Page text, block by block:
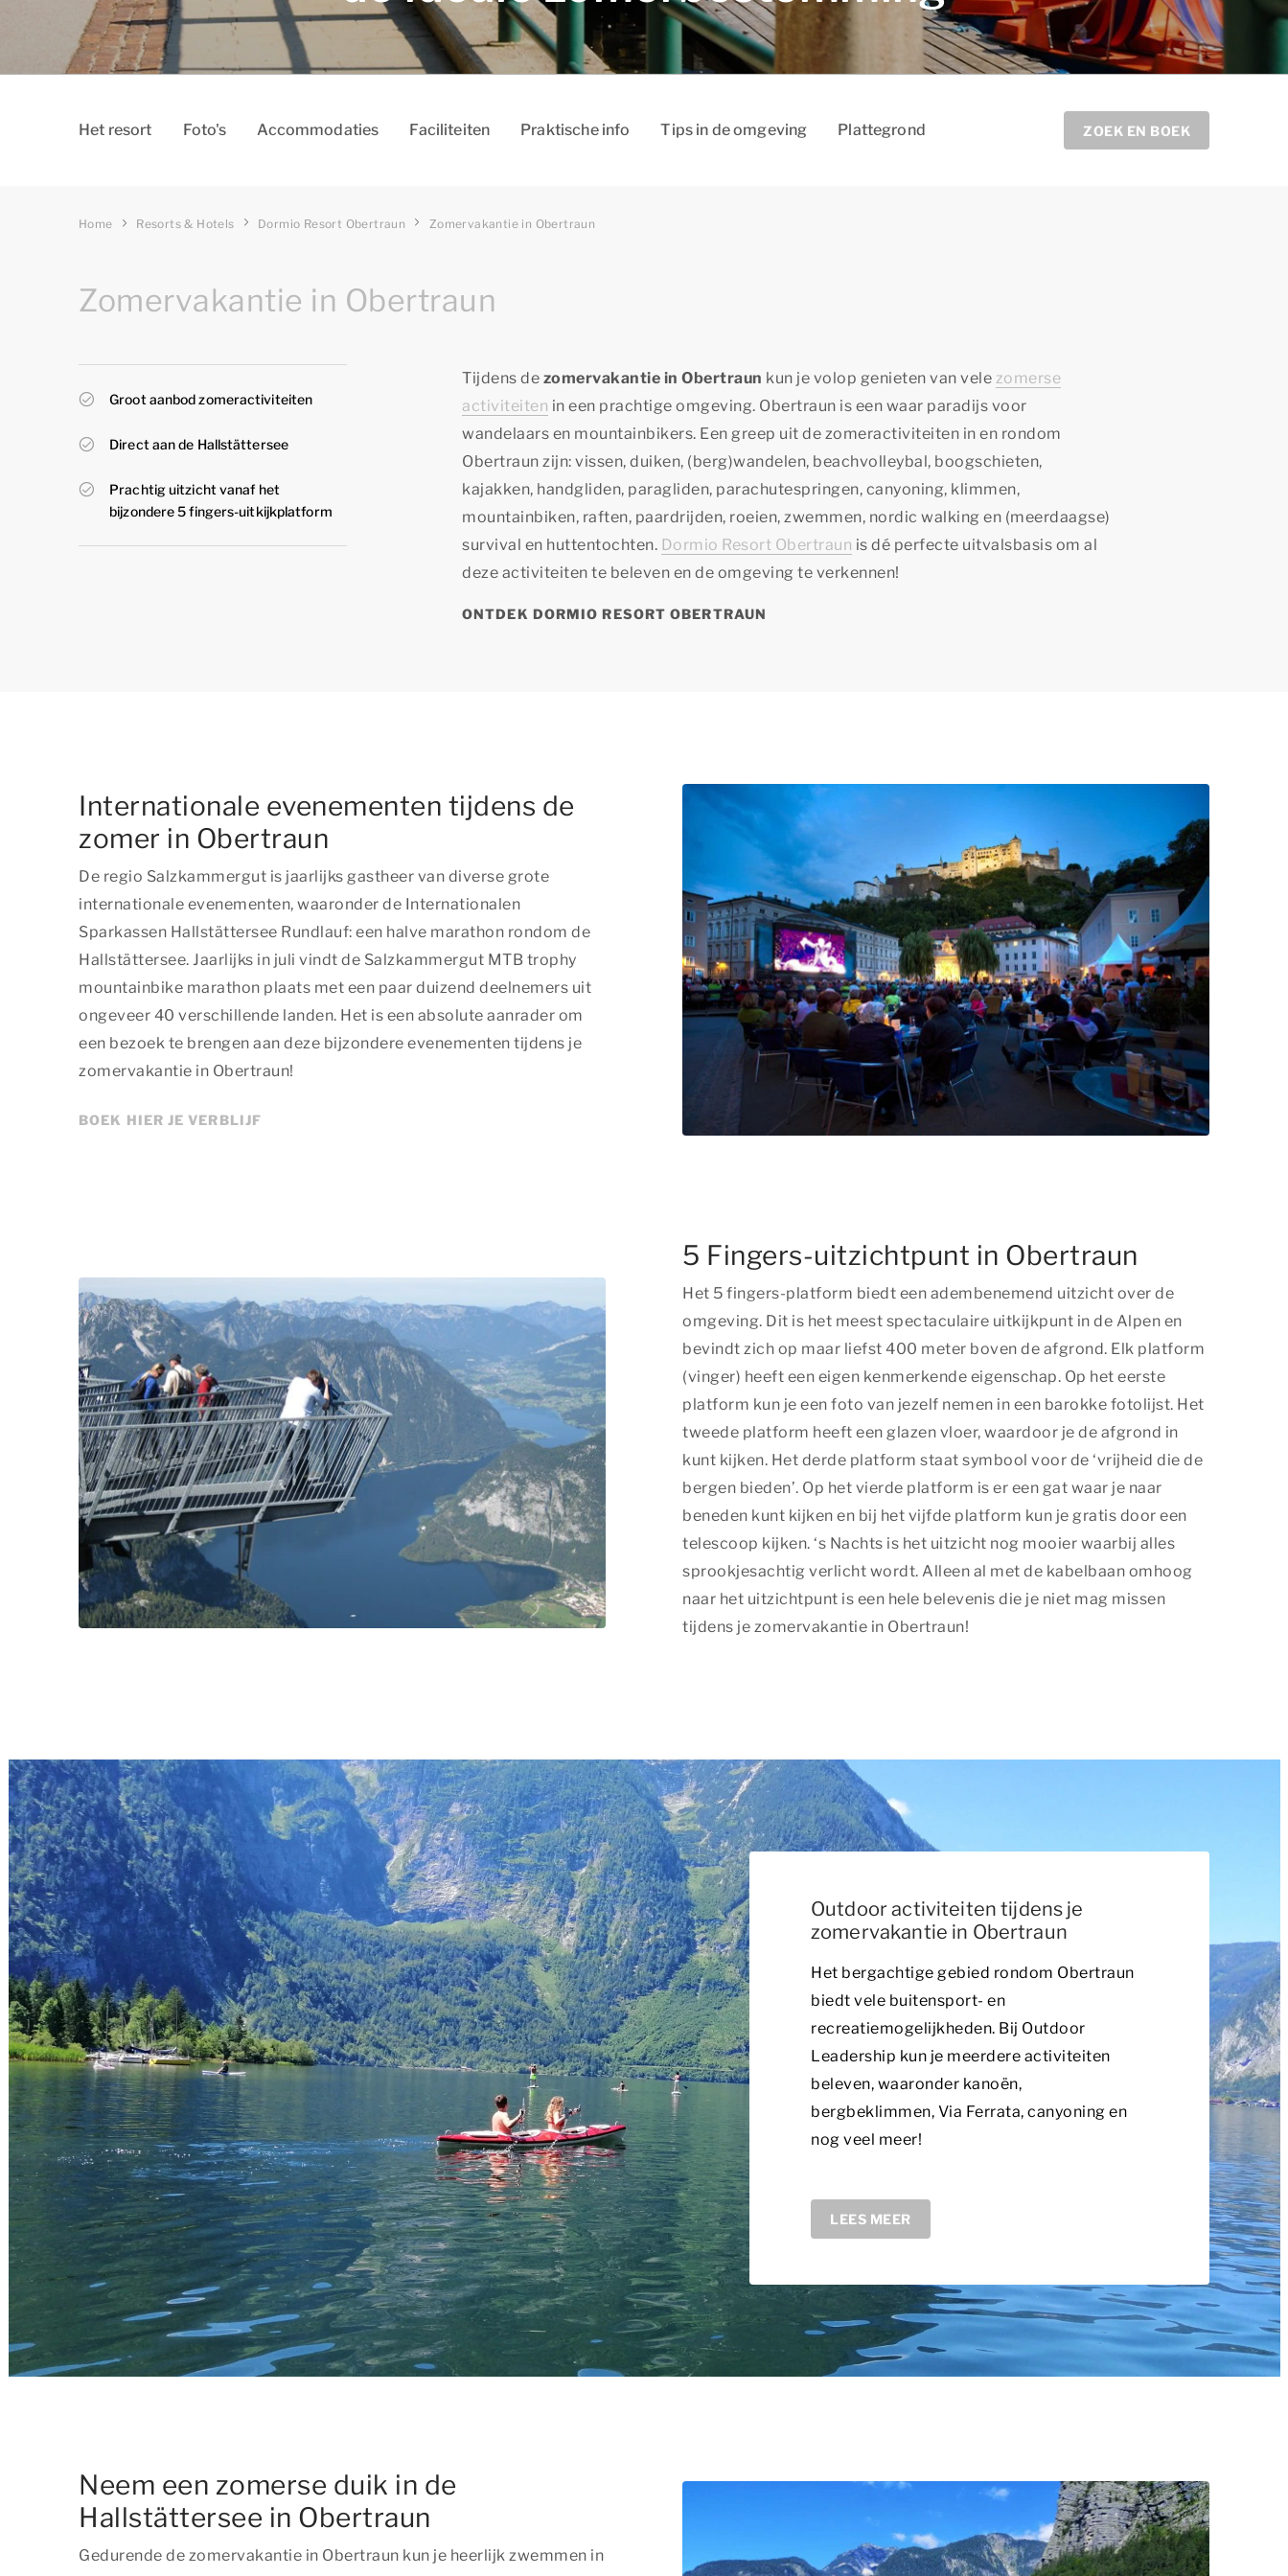
Het resort Foto's Accommodaties Faciliteiten Praktische info Tips in de omgeving Plattegrond ZOEK EN BOEK
Home Resorts & Hotels Dormio Resort Obertraun Zomervakantie in Obertraun
Zomervakantie in Obertraun
Groot aanbod zomeractiviteiten
Direct aan de Hallstättersee
Prachtig uitzicht vanaf het
bijzondere 5 fingers-uitkijkplatform
Tijdens de zomervakantie in Obertraun kun je volop genieten van vele zomerse
activiteiten in een prachtige omgeving. Obertraun is een waar paradijs voor
wandelaars en mountainbikers. Een greep uit de zomeractiviteiten in en rondom
Obertraun zijn: vissen, duiken, (berg)wandelen, beachvolleybal, boogschieten,
kajakken, handgliden, paragliden, parachutespringen, canyoning, klimmen,
mountainbiken, raften, paardrijden, roeien, zwemmen, nordic walking en (meerdaagse)
survival en huttentochten. Dormio Resort Obertraun is dé perfecte uitvalsbasis om al
deze activiteiten te beleven en de omgeving te verkennen!
ONTDEK DORMIO RESORT OBERTRAUN
Internationale evenementen tijdens de
zomer in Obertraun
De regio Salzkammergut is jaarlijks gastheer van diverse grote
internationale evenementen, waaronder de Internationalen
Sparkassen Hallstättersee Rundlauf: een halve marathon rondom de
Hallstättersee. Jaarlijks in juli vindt de Salzkammergut MTB trophy
mountainbike marathon plaats met een paar duizend deelnemers uit
ongeveer 40 verschillende landen. Het is een absolute aanrader om
een bezoek te brengen aan deze bijzondere evenementen tijdens je
zomervakantie in Obertraun!
BOEK HIER JE VERBLIJF
5 Fingers-uitzichtpunt in Obertraun
Het 5 fingers-platform biedt een adembenemend uitzicht over de
omgeving. Dit is het meest spectaculaire uitkijkpunt in de Alpen en
bevindt zich op maar liefst 400 meter boven de afgrond. Elk platform
(vinger) heeft een eigen kenmerkende eigenschap. Op het eerste
platform kun je een foto van jezelf nemen in een barokke fotolijst. Het
tweede platform heeft een glazen vloer, waardoor je de afgrond in
kunt kijken. Het derde platform staat symbool voor de ‘vrijheid die de
bergen bieden’. Op het vierde platform is er een gat waar je naar
beneden kunt kijken en bij het vijfde platform kun je gratis door een
telescoop kijken. ‘s Nachts is het uitzicht nog mooier waarbij alles
sprookjesachtig verlicht wordt. Alleen al met de kabelbaan omhoog
naar het uitzichtpunt is een hele belevenis die je niet mag missen
tijdens je zomervakantie in Obertraun!
Outdoor activiteiten tijdens je
zomervakantie in Obertraun
Het bergachtige gebied rondom Obertraun
biedt vele buitensport- en
recreatiemogelijkheden. Bij Outdoor
Leadership kun je meerdere activiteiten
beleven, waaronder kanoën,
bergbeklimmen, Via Ferrata, canyoning en
nog veel meer!
LEES MEER
Neem een zomerse duik in de
Hallstättersee in Obertraun
Gedurende de zomervakantie in Obertraun kun je heerlijk zwemmen in